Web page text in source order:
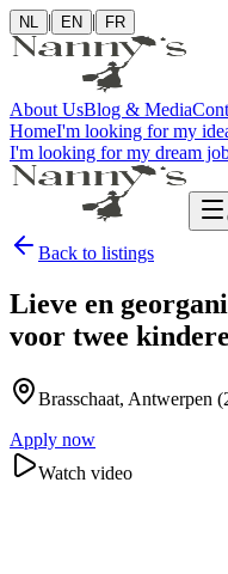
NL | EN | FR
About UsBlog & Media
HomeI'm looking for my
I'm looking for my dream
Back to listings
Lieve en
voor twee
Brasschaat, Antwerpen
Apply now
Watch video